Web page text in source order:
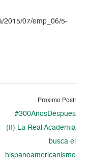
2015/07/emp_06/5-
Proximo Post:
#300AñosDespués
(II) La Real Academia
busca el
hispanoamericanismo